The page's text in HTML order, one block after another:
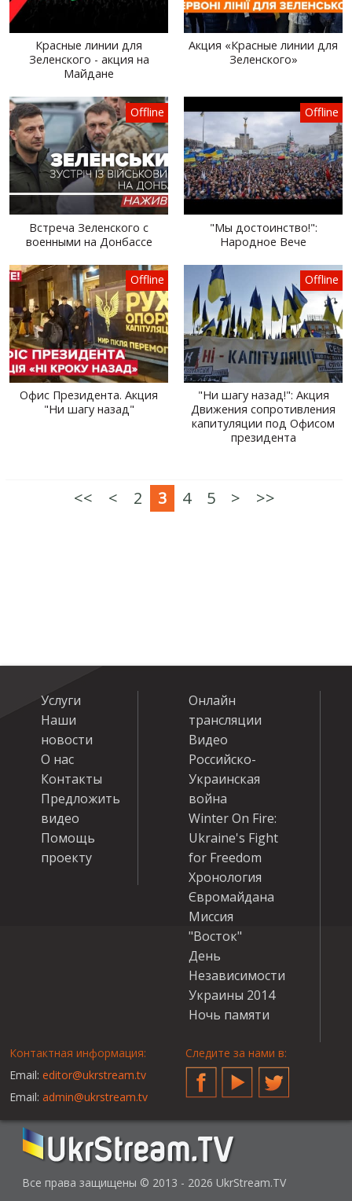
Красные линии для
Зеленского - акция на
Майдане
Акция «Красные линии для
Зеленского»
Offline
Встреча Зеленского с
военными на Донбассе
Offline
"Мы достоинство!":
Народное Вече
Offline
Офис Президента. Акция
"Ни шагу назад"
Offline
"Ни шагу назад!": Акция
Движения сопротивления
капитуляции под Офисом
президента
<< < 2 3 4 5 > >>
Услуги
Наши
новости
О нас
Контакты
Предложить
видео
Помощь
проекту
Онлайн
трансляции
Видео
Российско-
Украинская
война
Winter On Fire:
Ukraine's Fight
for Freedom
Хронология
Євромайдана
Миссия
"Восток"
День
Независимости
Украины 2014
Ночь памяти
Контактная информация:
Email: editor@ukrstream.tv
Email: admin@ukrstream.tv
Следите за нами в:
FacebookYouTubeTwitter
Все права защищены © 2013 - 2026 UkrStream.TV